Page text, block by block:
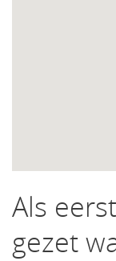
Als
gezet